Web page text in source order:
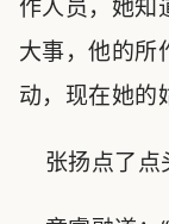
作人员，她知
大事，他的所
动，现在她的
张扬点了点